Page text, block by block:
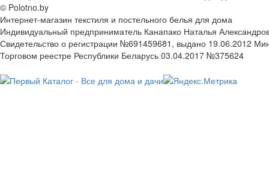
© Polotno.by
Интернет-магазин текстиля и постельного белья для дома
Индивидуальный предприниматель Канапако Наталья
Свидетельство о регистрации №691459681, выдано 19.06.2012
Торговом реестре Республики Беларусь 03.04.2017 №375624